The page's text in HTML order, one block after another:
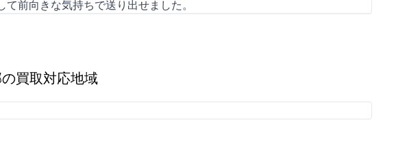
前向きな気持ちで送り出せました。
買取対応地域